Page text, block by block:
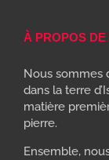
À PROPOS DE
Nous sommes
dans la terre
matière
pierre.
Ensemble,